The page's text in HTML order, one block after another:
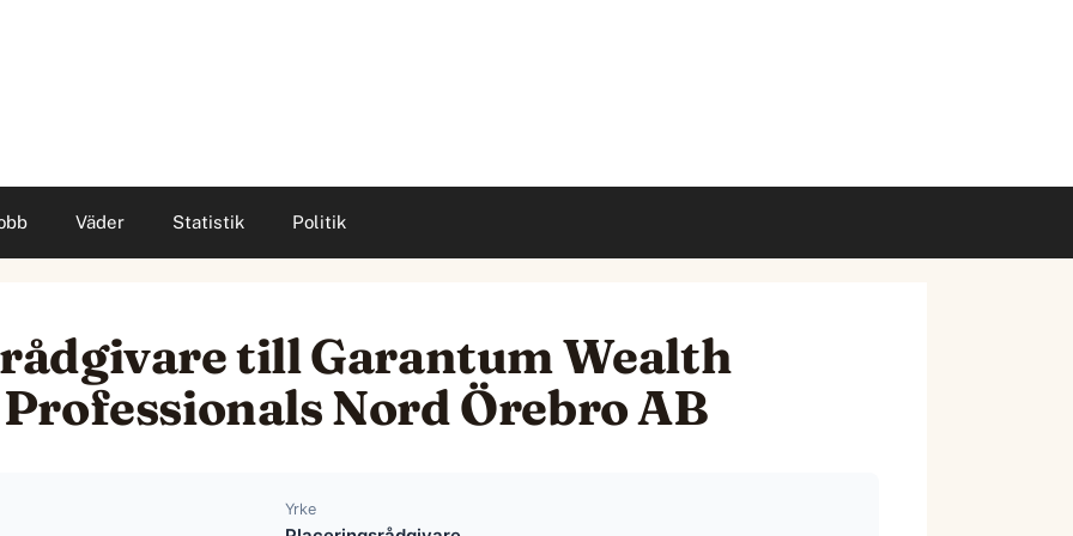
Väder Statistik Politik
till Garantum Wealth
Nord Örebro AB
Yrke